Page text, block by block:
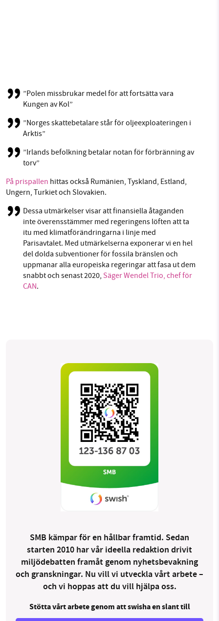
”Polen missbrukar medel för att fortsätta vara
Kungen av Kol”
”Norges skattebetalare står för oljeexploateringen i
Arktis”
”Irlands befolkning betalar notan för förbränning av
torv”
På prispallen hittas också Rumänien, Tyskland, Estland,
Ungern, Turkiet och Slovakien.
Dessa utmärkelser visar att finansiella åtaganden
inte överensstämmer med regeringens löften att ta
itu med klimatförändringarna i linje med
Parisavtalet. Med utmärkelserna exponerar vi en hel
del dolda subventioner för fossila bränslen och
uppmanar alla europeiska regeringar att fasa ut dem
snabbt och senast 2020, Säger Wendel Trio, chef för
CAN.
SMB kämpar för en hållbar framtid. Sedan
starten 2010 har vår ideella redaktion drivit
miljödebatten framåt genom nyhetsbevakning
och granskningar. Nu vill vi utveckla vårt arbete –
och vi hoppas att du vill hjälpa oss.
Stötta vårt arbete genom att swisha en slant till